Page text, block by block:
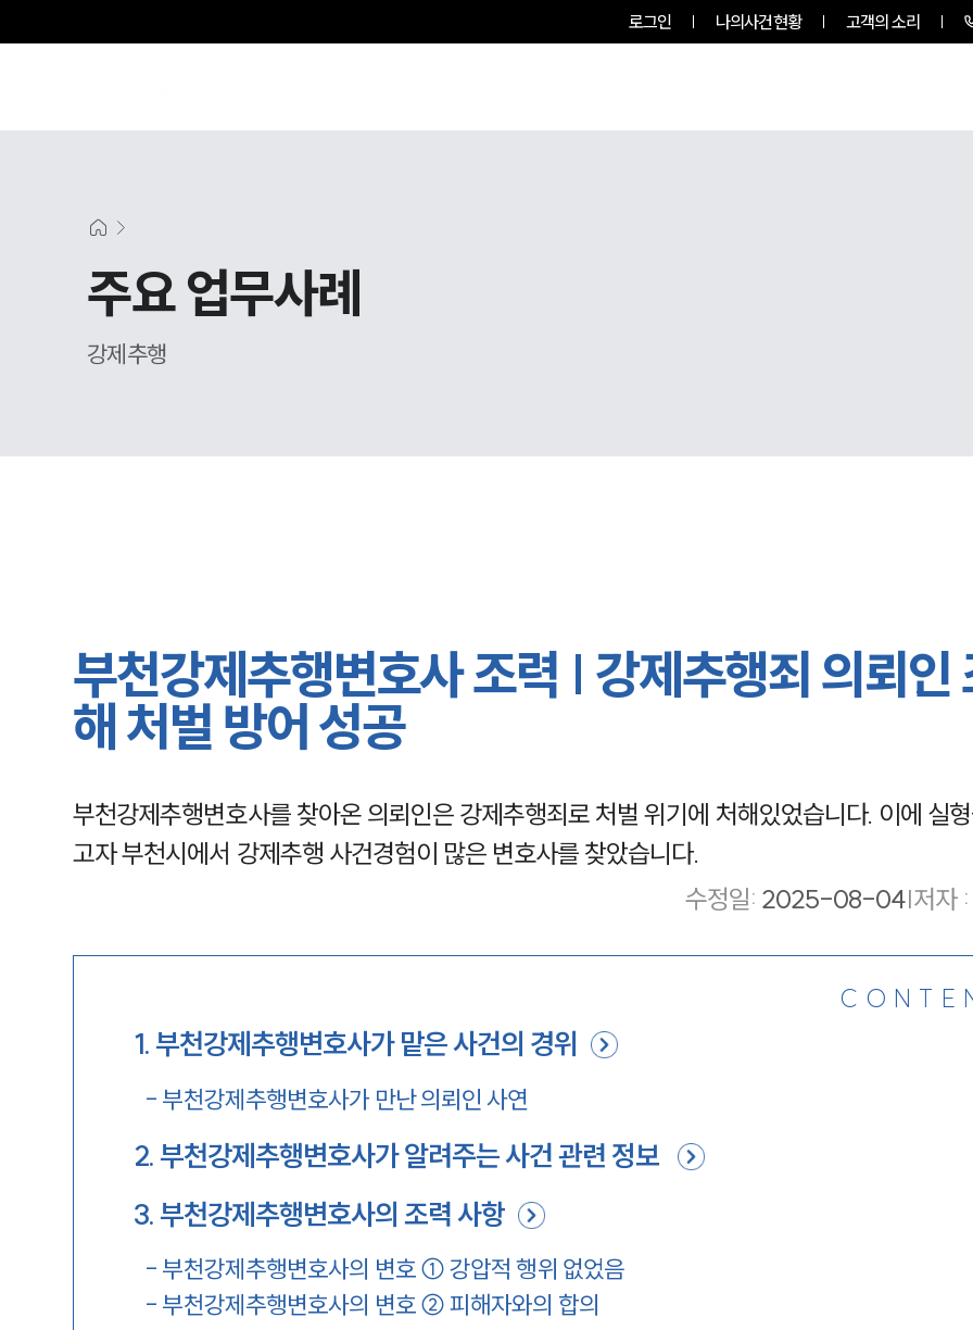
로그인 나의사건현황 고객의 소리
주요 업무사례
강제추행
부천강제추행변호사 조력 | 강제추행죄 의뢰인
해 처벌 방어 성공
부천강제추행변호사를 찾아온 의뢰인은 강제추행죄로 처벌 위기에 처해있었습니다. 이에 실
고자 부천시에서 강제추행 사건경험이 많은 변호사를 찾았습니다.
수정일: 2025-08-04|저자 :
1. 부천강제추행변호사가 맡은 사건의 경위
- 부천강제추행변호사가 만난 의뢰인 사연
2. 부천강제추행변호사가 알려주는 사건 관련 정보
3. 부천강제추행변호사의 조력 사항
- 부천강제추행변호사의 변호 ① 강압적 행위 없었음
- 부천강제추행변호사의 변호 ② 피해자와의 합의